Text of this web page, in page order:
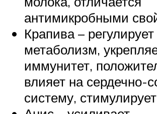
антимикробными
Крапива – регулирует
метаболизм,
иммунитет,
влияет на сердечно-
систему,